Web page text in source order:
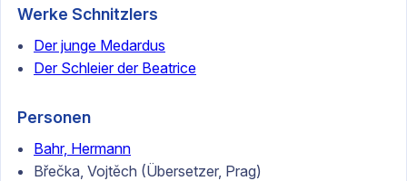
Werke Schnitzlers
Der junge Medardus
Der Schleier der Beatrice
Personen
Bahr, Hermann
Břečka, Vojtěch (Übersetzer, Prag)